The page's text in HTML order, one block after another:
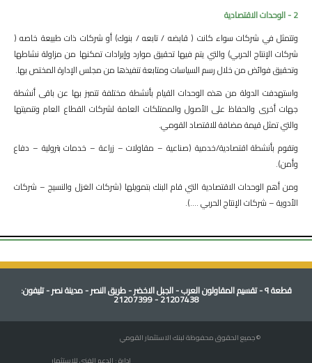
وتتمثل في شركات سواء كانت ( قابضه / تابعه / بنوك) أو شركات ذات طبيعة خاصه (
شركات الإنتاج الحربي) والتي يتم فيها تحقيق موارد وإيرادات تمكنها من مزاولة نشاطها
وتحقيق فوائض من خلال رسم السياسات ومتابعة تنفيذها من مجلس الإدارة المختص بها.
واستهدفت الدولة من هذه الوحدات القيام بأنشطة مختلفة تتميز بها عن باقى أنشطة
جهات أخرى والحفاظ على الأصول والممتلكات العامة لشركات القطاع العام وتنميتها
والتي تمثل قيمة مضافة للاقتصاد القومي.
وتقوم بأنشطة اقتصادية/خدمية (صناعية – مقاولات – زراعة – خدمات بترولية – دفاع
وأمن).
ومن أهم الوحدات الاقتصادية التي قام البنك بتمويلها (شركات الغزل والنسيج – شركات
الأدوية – شركات الإنتاج الحربي ....).
قطعة ٩ - تقسيم المقاولون العرب - الجبل الاخضر - طريق النصر - مدينة نصر - تليفون:
21207438 - 21207399
© جميع الحقوق محفوظة لبنك الاستثمار القومي